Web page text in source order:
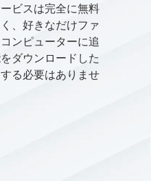
ビスは完全に無料
、好きなだけファ
ンピューターに追
ダウンロードした
る必要はありませ